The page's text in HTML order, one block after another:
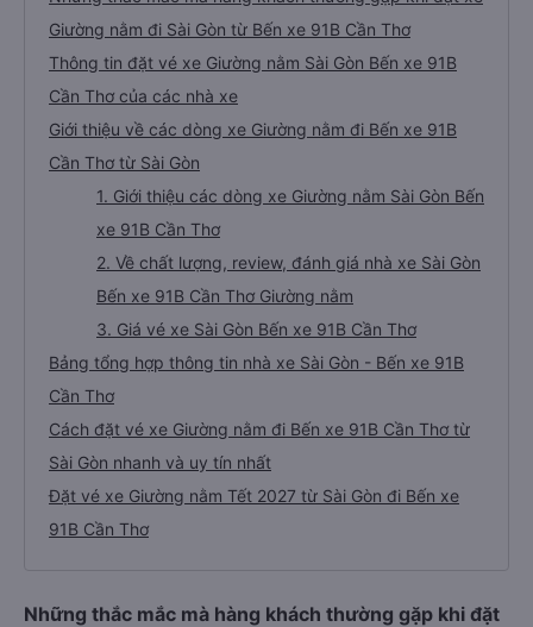
Giường nằm đi Sài Gòn từ Bến xe 91B Cần Thơ
Thông tin đặt vé xe Giường nằm Sài Gòn Bến xe 91B
Cần Thơ của các nhà xe
Giới thiệu về các dòng xe Giường nằm đi Bến xe 91B
Cần Thơ từ Sài Gòn
1. Giới thiệu các dòng xe Giường nằm Sài Gòn Bến
xe 91B Cần Thơ
2. Về chất lượng, review, đánh giá nhà xe Sài Gòn
Bến xe 91B Cần Thơ Giường nằm
3. Giá vé xe Sài Gòn Bến xe 91B Cần Thơ
Bảng tổng hợp thông tin nhà xe Sài Gòn - Bến xe 91B
Cần Thơ
Cách đặt vé xe Giường nằm đi Bến xe 91B Cần Thơ từ
Sài Gòn nhanh và uy tín nhất
Đặt vé xe Giường nằm Tết 2027 từ Sài Gòn đi Bến xe
91B Cần Thơ
Những thắc mắc mà hàng khách thường gặp khi đặt